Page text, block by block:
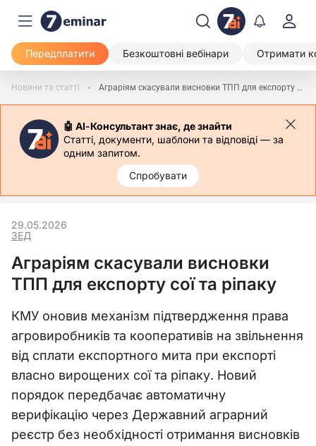
Передплатити Безкоштовні вебінари Отримати
Новини та статті Аграріям скасували висновки ТПП для експорту сої та ріпаку
🤖 АІ-Консультант знає, де знайти
Статті, документи, шаблони та відповіді — за
одним запитом.
Спробувати
ЗЕД
29.05.2026
Аграріям скасували висновки
ТПП для експорту сої та ріпаку
КМУ оновив механізм підтвердження права
агровиробників та кооперативів на звільнення
від сплати експортного мита при експорті
власно вирощених сої та ріпаку. Новий
порядок передбачає автоматичну
верифікацію через Державний аграрний
реєстр без необхідності отримання висновків